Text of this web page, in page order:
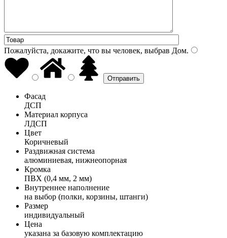
Пожалуйста, докажите, что вы человек, выбрав Дом.
Фасад
ДСП
Материал корпуса
ЛДСП
Цвет
Коричневый
Раздвижная система
алюминиевая, нижнеопорная
Кромка
ПВХ (0,4 мм, 2 мм)
Внутреннее наполнение
на выбор (полки, корзины, штанги)
Размер
индивидуальный
Цена
указана за базовую комплектацию